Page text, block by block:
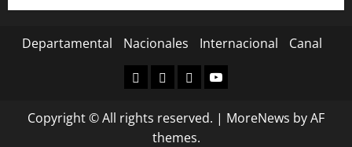
Departamental Nacionales Internacional Canal
Departamental
Nacionales
Internacional
Canal
Copyright © All rights reserved. | MoreNews by AF
themes.